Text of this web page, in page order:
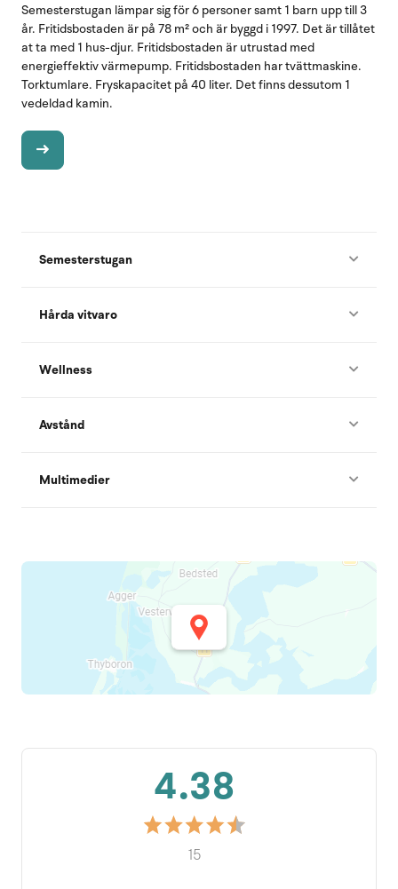
Semesterstugan lämpar sig för 6 personer samt 1 barn upp till 3
år. Fritidsbostaden är på 78 m² och är byggd i 1997. Det är tillåtet
at ta med 1 hus-djur. Fritidsbostaden är utrustad med
energieffektiv värmepump. Fritidsbostaden har tvättmaskine.
Torktumlare. Fryskapacitet på 40 liter. Det finns dessutom 1
vedeldad kamin.
Semesterstugan
Hårda vitvaro
Wellness
Avstånd
Multimedier
4.38
15